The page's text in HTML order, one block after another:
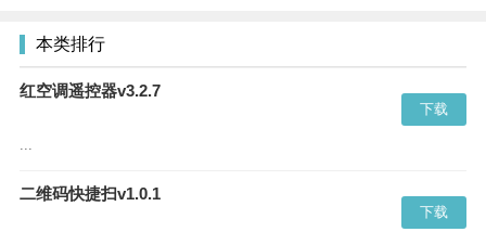
本类排行
红空调遥控器v3.2.7
...
下载
二维码快捷扫v1.0.1
下载